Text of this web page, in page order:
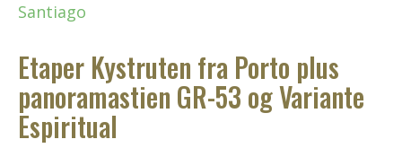
Santiago
Etaper Kystruten fra Porto plus
panoramastien GR-53 og Variante
Espiritual